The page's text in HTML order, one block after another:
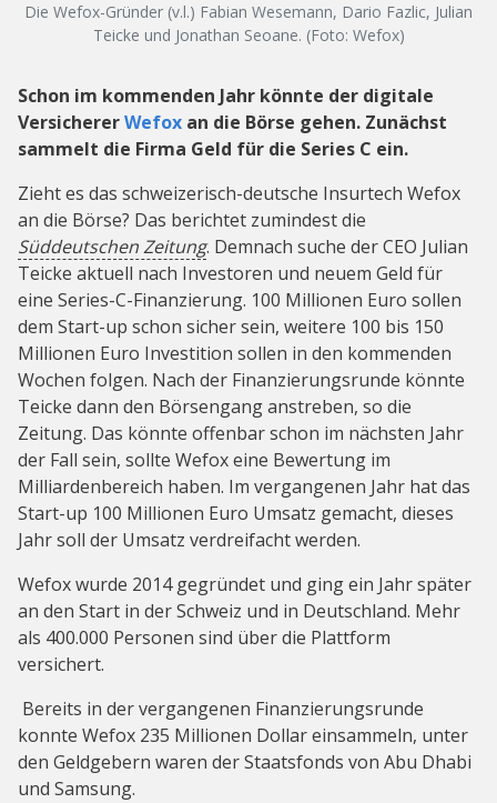
Die Wefox-Gründer (v.l.) Fabian Wesemann, Dario Fazlic, Julian
Teicke und Jonathan Seoane. (Foto: Wefox)
Schon im kommenden Jahr könnte der digitale
VersichererWefox an die Börse gehen. Zunächst
sammelt die Firma Geld für die Series C ein.
Zieht es das schweizerisch-deutsche Insurtech Wefox
an die Börse? Das berichtet zumindest die
Süddeutschen Zeitung. Demnach suche der CEO Julian
Teicke aktuell nach Investoren und neuem Geld für
eine Series-C-Finanzierung. 100 Millionen Euro sollen
dem Start-up schon sicher sein, weitere 100 bis 150
Millionen Euro Investition sollen in den kommenden
Wochen folgen. Nach der Finanzierungsrunde könnte
Teicke dann den Börsengang anstreben, so die
Zeitung. Das könnte offenbar schon im nächsten Jahr
der Fall sein, sollte Wefox eine Bewertung im
Milliardenbereich haben. Im vergangenen Jahr hat das
Start-up 100 Millionen Euro Umsatz gemacht, dieses
Jahr soll der Umsatz verdreifacht werden.
Wefox wurde 2014 gegründet und ging ein Jahr später
an den Start in der Schweiz und in Deutschland. Mehr
als 400.000 Personen sind über die Plattform
versichert.
Bereits in der vergangenen Finanzierungsrunde
konnte Wefox 235 Millionen Dollar einsammeln, unter
den Geldgebern waren der Staatsfonds von Abu Dhabi
und Samsung.